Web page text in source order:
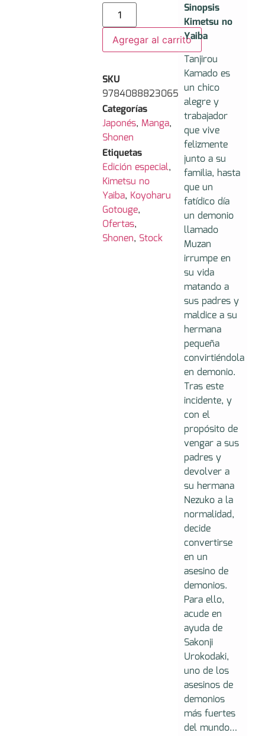
Agregar al carrito
SKU
9784088823065
Categorías
Japonés, Manga,
Shonen
Etiquetas
Edición especial,
Kimetsu no
Yaiba, Koyoharu
Gotouge,
Ofertas,
Shonen, Stock
Sinopsis
Kimetsu no
Yaiba
Tanjirou
Kamado es
un chico
alegre y
trabajador
que vive
felizmente
junto a su
familia, hasta
que un
fatídico día
un demonio
llamado
Muzan
irrumpe en
su vida
matando a
sus padres y
maldice a su
hermana
pequeña
convirtiéndola
en demonio.
Tras este
incidente, y
con el
propósito de
vengar a sus
padres y
devolver a
su hermana
Nezuko a la
normalidad,
decide
convertirse
en un
asesino de
demonios.
Para ello,
acude en
ayuda de
Sakonji
Urokodaki,
uno de los
asesinos de
demonios
más fuertes
del mundo…